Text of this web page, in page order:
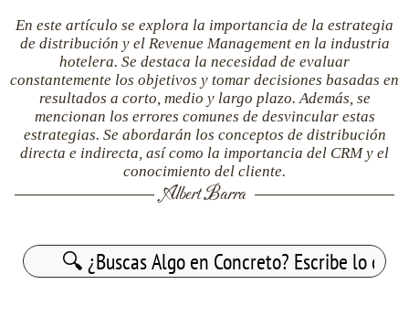
En este artículo se explora la importancia de la estrategia
de distribución y el Revenue Management en la industria
hotelera. Se destaca la necesidad de evaluar
constantemente los objetivos y tomar decisiones basadas en
resultados a corto, medio y largo plazo. Además, se
mencionan los errores comunes de desvincular estas
estrategias. Se abordarán los conceptos de distribución
directa e indirecta, así como la importancia del CRM y el
conocimiento del cliente.
Albert Barra
Buscar: